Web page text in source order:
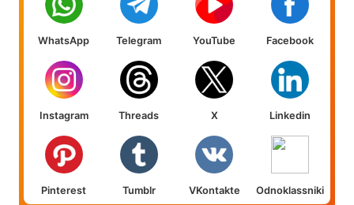
WhatsApp Telegram YouTube Facebook
Instagram Threads X Linkedin
Pinterest Tumblr VKontakte Odnoklassniki